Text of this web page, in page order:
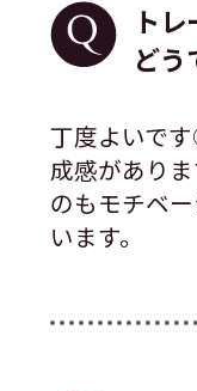
ト
どう
丁度よいで
成感があり
のもモチベ
います。